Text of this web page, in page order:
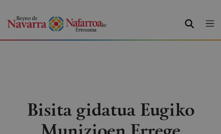
BILATU
Bisita gidatua Eugiko